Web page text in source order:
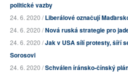
politické vazby
24. 6. 2020 /Liberálové označují
24. 6. 2020 /Nová ruská strategie pro
24. 6. 2020 /Jak v USA sílí protesty, šíří
Sorosovi
24. 6. 2020 /Schválen íránsko-čínský